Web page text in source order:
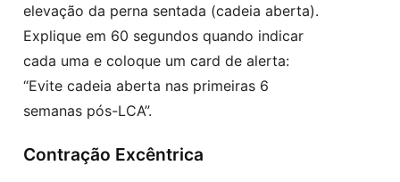
elevação da perna sentada (cadeia aberta).
Explique em 60 segundos quando indicar
cada uma e coloque um card de alerta:
“Evite cadeia aberta nas primeiras 6
semanas pós-LCA”.
Contração Excêntrica